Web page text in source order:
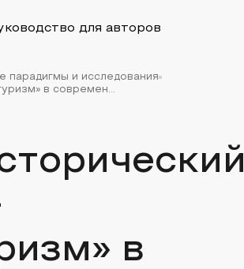
для авторов
парадигмы и исследования
в современ...
в